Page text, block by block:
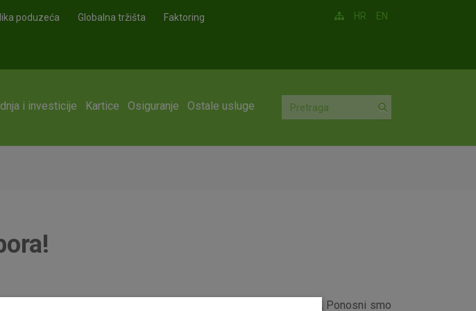
poduzeća Globalna tržišta Faktoring HR EN
i investicije Kartice Osiguranje Ostale usluge
u Hrvatskoj o najatraktivnijim poslodavcima u Hrvatskoj. Ponosni smo